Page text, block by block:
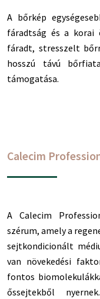
A bőrkép
fáradtság és a korai
fáradt, stresszelt
hosszú távú
támogatása.
Calecim
A Calecim
szérum, amely a
sejtkondicionált
van növekedési
fontos
őssejtekből